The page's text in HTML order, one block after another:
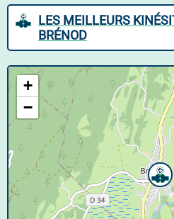
LES MEILLEURS
BRÉNOD
+
−